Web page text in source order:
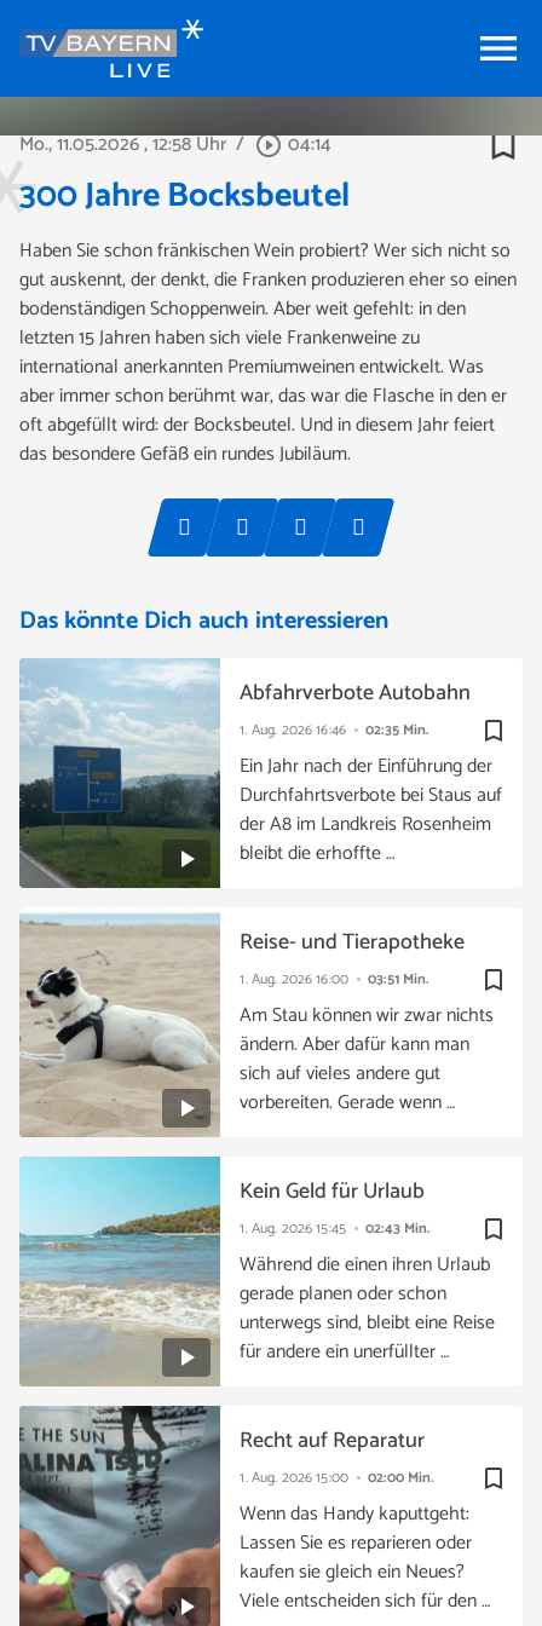
menu
Mo., 11.05.2026, 12:58 Uhr / play_circle_outline04:14 bookmark_border
300 Jahre Bocksbeutel
Haben Sie schon fränkischen Wein probiert? Wer sich nicht so
gut auskennt, der denkt, die Franken produzieren eher so einen
bodenständigen Schoppenwein. Aber weit gefehlt: in den
letzten 15 Jahren haben sich viele Frankenweine zu
international anerkannten Premiumweinen entwickelt. Was
aber immer schon berühmt war, das war die Flasche in den er
oft abgefüllt wird: der Bocksbeutel. Und in diesem Jahr feiert
das besondere Gefäß ein rundes Jubiläum.
Das könnte Dich auch interessieren
bookmark_border
1. Aug. 202616:46 02:35 Min.
Abfahrverbote Autobahn
Ein Jahr nach der Einführung der
Durchfahrtsverbote bei Staus auf
der A8 im Landkreis Rosenheim
bleibt die erhoffte …
bookmark_border
1. Aug. 202616:00 03:51 Min.
Reise- und Tierapotheke
Am Stau können wir zwar nichts
ändern. Aber dafür kann man
sich auf vieles andere gut
vorbereiten. Gerade wenn …
bookmark_border
1. Aug. 202615:45 02:43 Min.
Kein Geld für Urlaub
Während die einen ihren Urlaub
gerade planen oder schon
unterwegs sind, bleibt eine Reise
für andere ein unerfüllter …
bookmark_border
1. Aug. 202615:00 02:00 Min.
Recht auf Reparatur
Wenn das Handy kaputtgeht:
Lassen Sie es reparieren oder
kaufen sie gleich ein Neues?
Viele entscheiden sich für den …